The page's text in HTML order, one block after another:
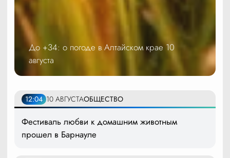
До +34: о погоде в Алтайском крае 10
августа
12:04 10 АВГУСТАОБЩЕСТВО
Фестиваль любви к домашним животным
прошел в Барнауле